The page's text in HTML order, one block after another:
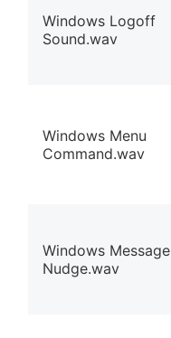
Windows Logoff
Sound.wav
Windows Menu
Command.wav
Windows Message
Nudge.wav